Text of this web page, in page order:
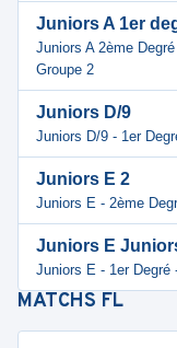
Juniors A 1er
Juniors A 2ème
Groupe 2
Juniors D/9
Juniors D/9 - 1er
Juniors E 2
Juniors E - 2ème
Juniors E
Juniors E - 1er Degré
MATCHS FL